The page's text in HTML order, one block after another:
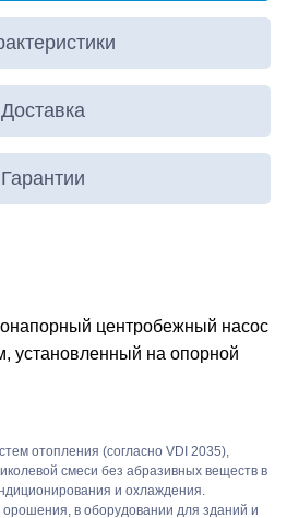
Доставка
Гарантии
центробежный насос
установленный на опорной
отопления (согласно VDI 2035),
смеси без абразивных веществ в
и охлаждения.
в оборудовании для зданий и